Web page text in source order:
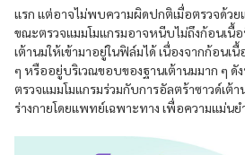
แรก แต่อาจไม่พบความผิดปกติเมื่อตรวจด้วย
ขณะตรวจแมมโมแกรมอาจหนีบไม่ถึงก้อนเนื้
เต้านมให้เข้ามาอยู่ในฟิล์มได้ เนื่องจากก้อนเ
ๆ หรืออยู่บริเวณขอบของฐานเต้านมมาก ๆ
ตรวจแมมโมแกรมร่วมกับการอัลตร้าซาวด์เต้
ร่างกายโดยแพทย์เฉพาะทาง เพื่อความแม่น